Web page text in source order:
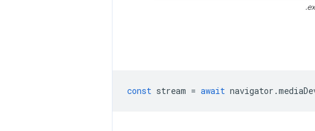
const stream = await navigator .